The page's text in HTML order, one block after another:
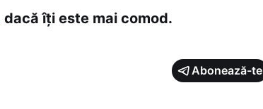
dacă îți este mai comod.
Abonează-te